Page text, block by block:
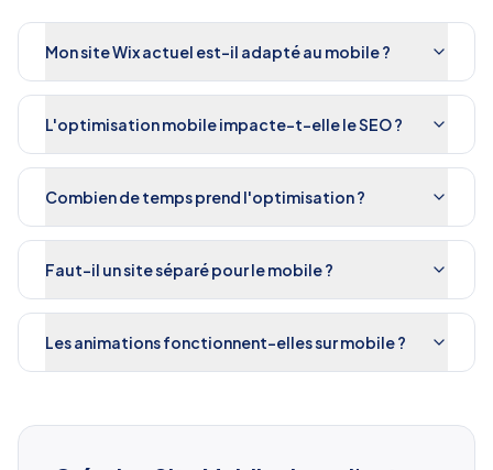
Mon site Wix actuel est-il adapté au mobile ?
L'optimisation mobile impacte-t-elle le SEO ?
Combien de temps prend l'optimisation ?
Faut-il un site séparé pour le mobile ?
Les animations fonctionnent-elles sur mobile ?